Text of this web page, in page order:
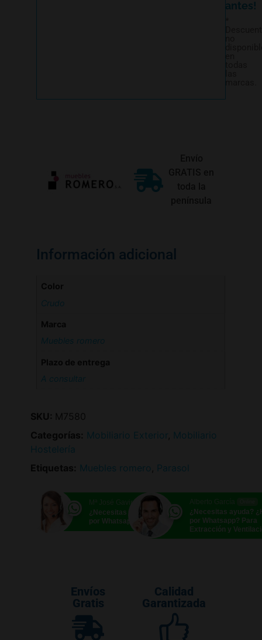
antes!
Información adicional
Crudo
Muebles romero
A consultar
SKU: M7580
Categorías: Mobiliario Exterior
Mobiliario
Hostelería
Etiquetas: Muebles romero Parasol
Mª José Gavira Online
¿Necesitas ayuda? ¿Hablamos
por Whatsapp?
¿Necesitas ayuda?
por Whatsapp? Para
Extracción y
Envíos
Gratis
Calidad
Garantizada